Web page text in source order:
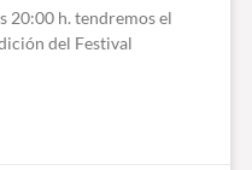
20:00 h. tendremos el
del Festival